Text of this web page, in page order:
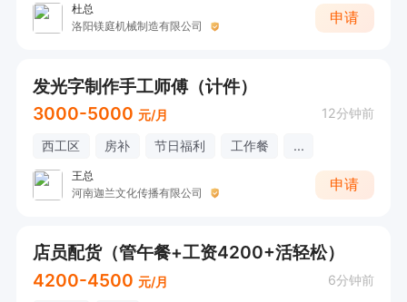
杜总
洛阳镁庭机械制造有限公司
申请
发光字制作手工师傅（计件）
3000-5000 元/月 12分钟前
西工区 房补 节日福利 工作餐 ...
王总
河南迦兰文化传播有限公司
申请
店员配货（管午餐+工资4200+活轻松）
4200-4500 元/月 6分钟前